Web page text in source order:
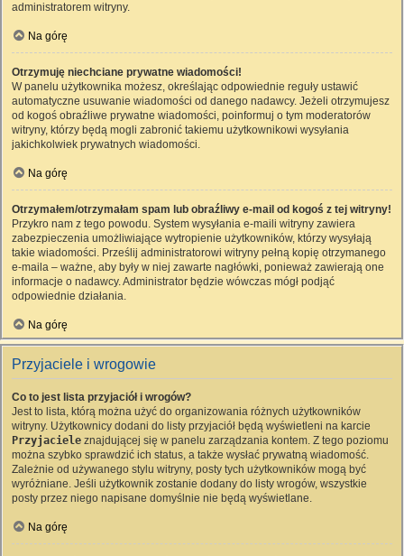
administratorem witryny.
Na górę
Otrzymuję niechciane prywatne wiadomości!
W panelu użytkownika możesz, określając odpowiednie reguły ustawić
automatyczne usuwanie wiadomości od danego nadawcy. Jeżeli otrzymujesz
od kogoś obraźliwe prywatne wiadomości, poinformuj o tym moderatorów
witryny, którzy będą mogli zabronić takiemu użytkownikowi wysyłania
jakichkolwiek prywatnych wiadomości.
Na górę
Otrzymałem/otrzymałam spam lub obraźliwy e-mail od kogoś z tej witryny!
Przykro nam z tego powodu. System wysyłania e-maili witryny zawiera
zabezpieczenia umożliwiające wytropienie użytkowników, którzy wysyłają
takie wiadomości. Prześlij administratorowi witryny pełną kopię otrzymanego
e-maila – ważne, aby były w niej zawarte nagłówki, ponieważ zawierają one
informacje o nadawcy. Administrator będzie wówczas mógł podjąć
odpowiednie działania.
Na górę
Przyjaciele i wrogowie
Co to jest lista przyjaciół i wrogów?
Jest to lista, którą można użyć do organizowania różnych użytkowników
witryny. Użytkownicy dodani do listy przyjaciół będą wyświetleni na karcie
Przyjaciele znajdującej się w panelu zarządzania kontem. Z tego poziomu
można szybko sprawdzić ich status, a także wysłać prywatną wiadomość.
Zależnie od używanego stylu witryny, posty tych użytkowników mogą być
wyróżniane. Jeśli użytkownik zostanie dodany do listy wrogów, wszystkie
posty przez niego napisane domyślnie nie będą wyświetlane.
Na górę